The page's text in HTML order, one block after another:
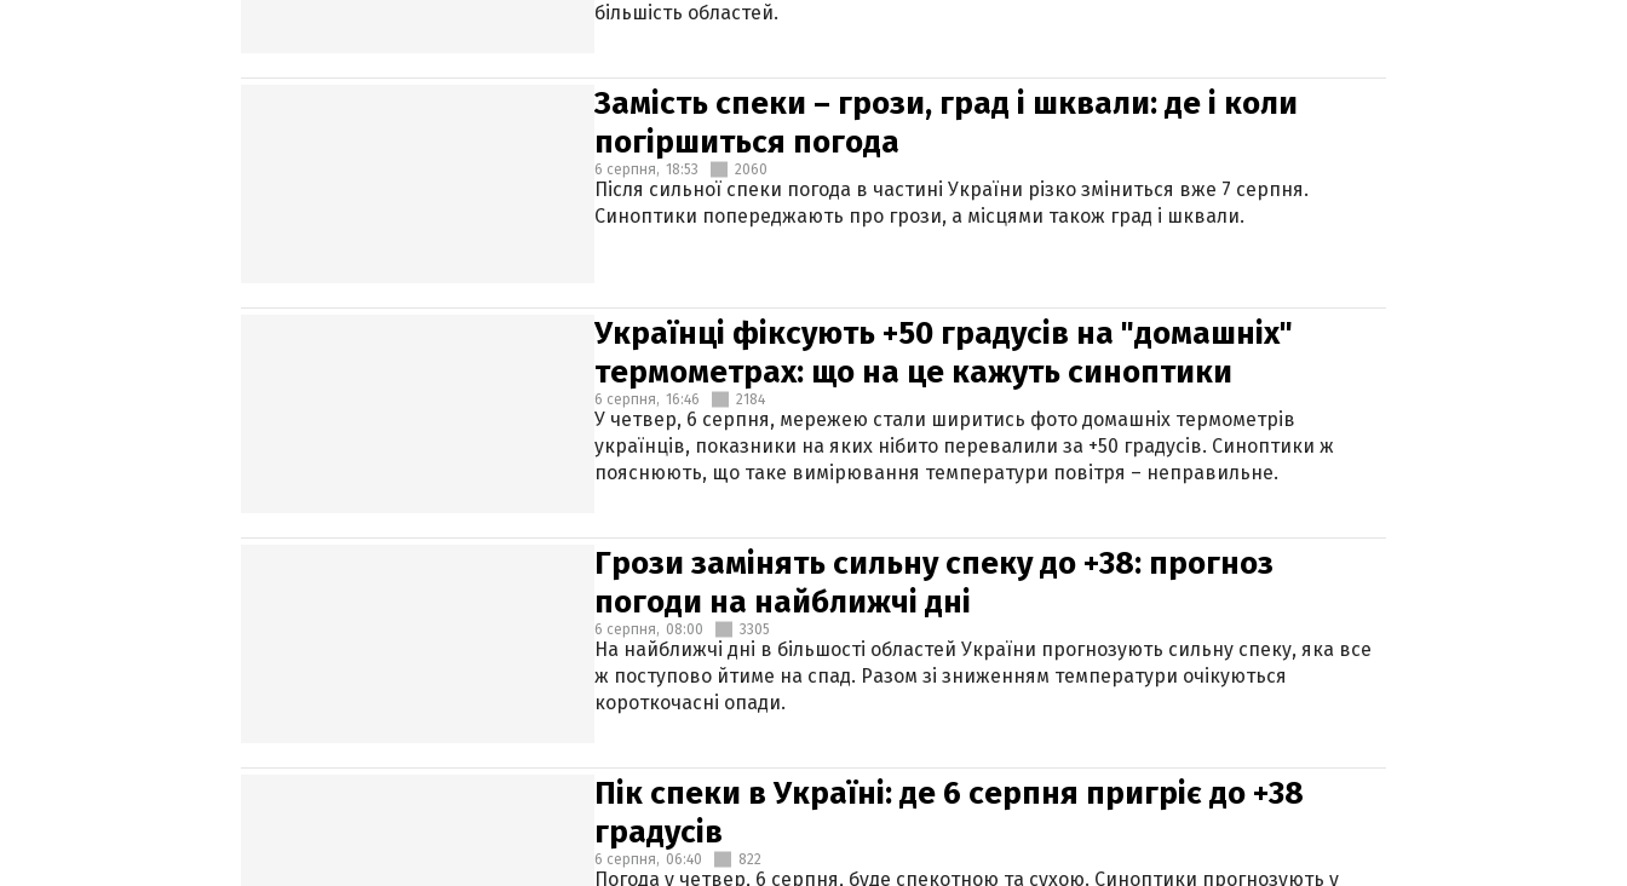
більшість областей.
Замість спеки – грози, град і шквали: де і коли
погіршиться погода
6 серпня, 18:53 2060
Після сильної спеки погода в частині України різко зміниться вже 7 серпня.
Синоптики попереджають про грози, а місцями також град і шквали.
Українці фіксують +50 градусів на "домашніх"
термометрах: що на це кажуть синоптики
6 серпня, 16:46 2184
У четвер, 6 серпня, мережею стали ширитись фото домашніх термометрів
українців, показники на яких нібито перевалили за +50 градусів. Синоптики ж
пояснюють, що таке вимірювання температури повітря – неправильне.
Грози замінять сильну спеку до +38: прогноз
погоди на найближчі дні
6 серпня, 08:00 3305
На найближчі дні в більшості областей України прогнозують сильну спеку, яка все
ж поступово йтиме на спад. Разом зі зниженням температури очікуються
короткочасні опади.
Пік спеки в Україні: де 6 серпня пригріє до +38
градусів
6 серпня, 06:40 822
Погода у четвер, 6 серпня, буде спекотною та сухою. Синоптики прогнозують у